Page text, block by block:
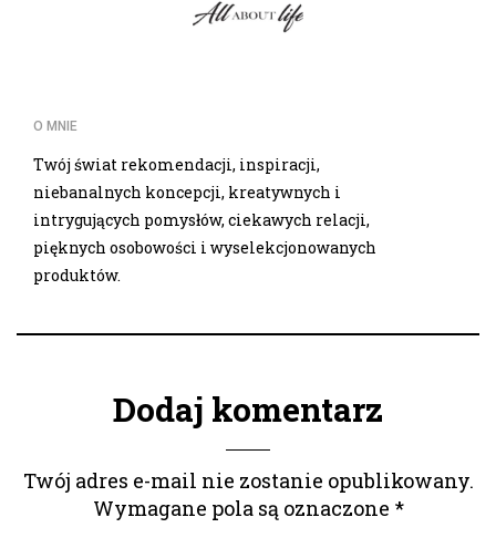
O MNIE
Twój świat rekomendacji, inspiracji,
niebanalnych koncepcji, kreatywnych i
intrygujących pomysłów, ciekawych relacji,
pięknych osobowości i wyselekcjonowanych
produktów.
Dodaj komentarz
Twój adres e-mail nie zostanie opublikowany.
Wymagane pola są oznaczone *